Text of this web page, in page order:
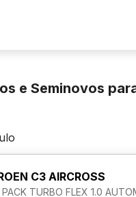
e Seminovos
C3 AIRCROSS
PACK TURBO FLEX 1.0